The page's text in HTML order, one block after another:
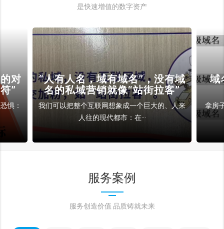
是快速增值的数字资产
对
”
惧：
“人有人名，域有域名”，没有域
名的私域营销就像“站街拉客”
我们可以把整个互联网想象成一个巨大的、人来
人往的现代都市：在···
域
拿房
服务案例
服务创造价值 品质铸就未来